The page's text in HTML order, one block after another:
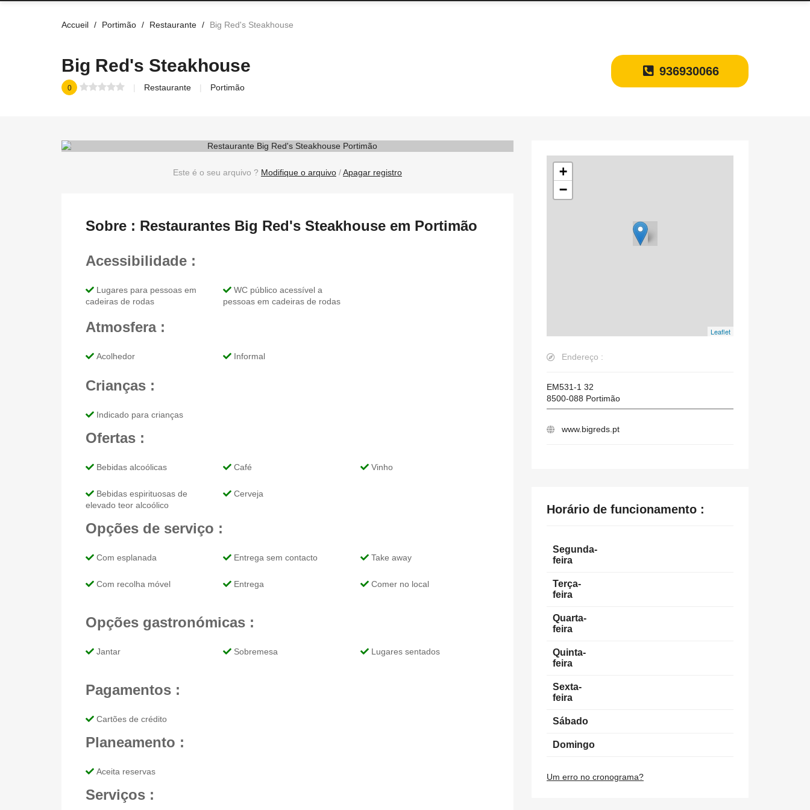
Accueil Portimão Restaurante Big Red's Steakhouse
Big Red's Steakhouse
0 Restaurante Portimão
936930066
Este é o seu arquivo ? Modifique o arquivo /Apagar registro
Sobre : Restaurantes Big Red's Steakhouse em Portimão
Acessibilidade :
Lugares para pessoas em
cadeiras de rodas
WC público acessível a
pessoas em cadeiras de rodas
Atmosfera :
Acolhedor Informal
Crianças :
Indicado para crianças
Ofertas :
Bebidas alcoólicas
Bebidas espirituosas de
elevado teor alcoólico
Café
Cerveja
Vinho
Opções de serviço :
Com esplanada
Com recolha móvel
Entrega sem contacto
Entrega
Take away
Comer no local
Opções gastronómicas :
Jantar Sobremesa Lugares sentados
Pagamentos :
Cartões de crédito
Planeamento :
Aceita reservas
Serviços :
+
−
Leaflet
Endereço :
EM531-1 32
8500-088 Portimão
www.bigreds.pt
Horário de funcionamento :
Segunda-
feira
Terça-
feira
Quarta-
feira
Quinta-
feira
Sexta-
feira
Sábado
Domingo
Um erro no cronograma?